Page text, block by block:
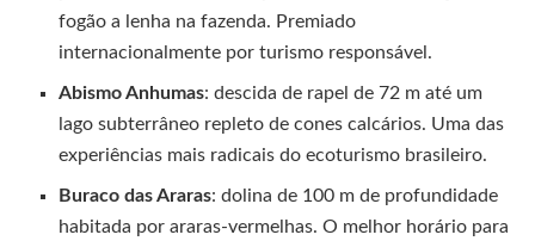
fogão a lenha na fazenda. Premiado
internacionalmente por turismo responsável.
Abismo Anhumas: descida de rapel de 72 m até um
lago subterrâneo repleto de cones calcários. Uma das
experiências mais radicais do ecoturismo brasileiro.
Buraco das Araras: dolina de 100 m de profundidade
habitada por araras-vermelhas. O melhor horário para